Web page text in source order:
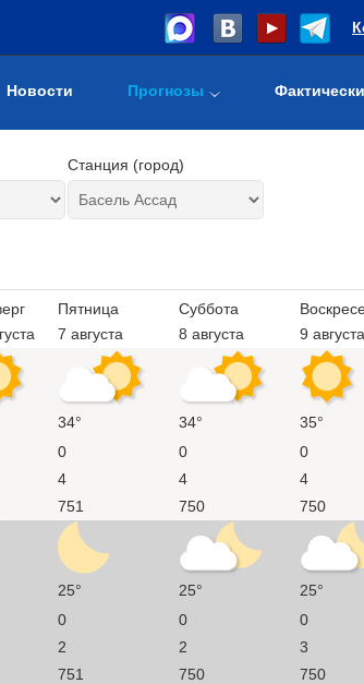
Новости Прогнозы
Станция (город)
Пятница
7 августа
Суббота
8 августа
9 августа
34° 34° 35°
0 0 0
4 4 4
751 750 750
25° 25° 25°
0 0 0
2 2 3
751 750 750